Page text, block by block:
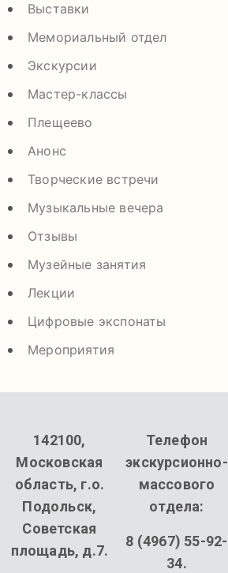
Выставки
Мемориальный отдел
Экскурсии
Мастер-классы
Плещеево
Анонс
Творческие встречи
Музыкальные вечера
Отзывы
Музейные занятия
Лекции
Цифровые экспонаты
Мероприятия
142100,
Московская
область, г.о.
Подольск,
Советская
площадь, д.7.
Телефон
экскурсионно-
массового
отдела:
8 (4967) 55-92-
34.